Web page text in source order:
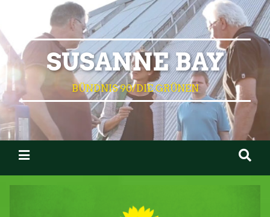
SUSANNE BAY
BÜNDNIS 90/DIE GRÜNEN